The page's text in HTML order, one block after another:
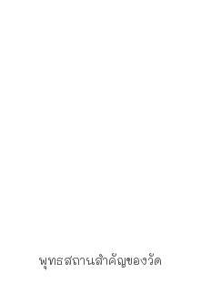
พุทธสถานสำคัญของวัด